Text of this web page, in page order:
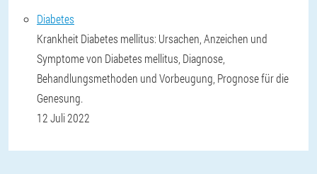
Diabetes
Krankheit Diabetes mellitus: Ursachen, Anzeichen und
Symptome von Diabetes mellitus, Diagnose,
Behandlungsmethoden und Vorbeugung, Prognose für die
Genesung.
12 Juli 2022